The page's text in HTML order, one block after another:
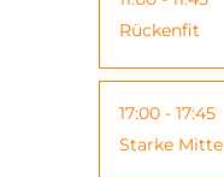
Rückenfit
17:00 - 17:45
Starke Mitte